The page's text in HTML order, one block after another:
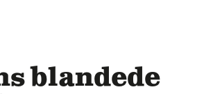
blandede